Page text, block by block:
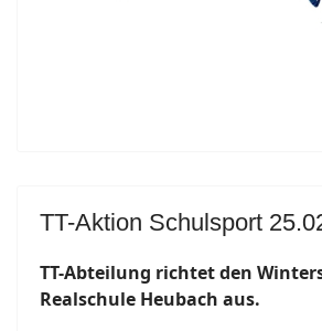
TT-Aktion Schulsport
TT-Abteilung richtet den
Realschule Heubach aus.